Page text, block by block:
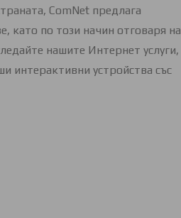
ComNet предлага
като по този начин отговаря на
нашите Интернет услуги,
интерактивни устройства със